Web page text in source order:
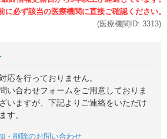
(医療機関ID: 3313)
応を行っておりません。
い合わせフォームをご用意しておりま
いますが、下記よりご連絡をいただけ
す。
・削除のお問い合わせ